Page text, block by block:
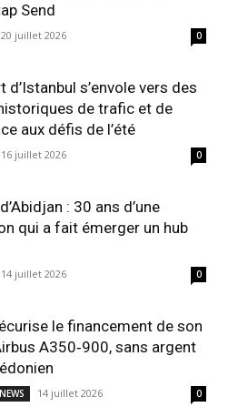
Send
20 juillet 2026 0
d’Istanbul s’envole vers des
de trafic et de
aux défis de l’été
16 juillet 2026 0
: 30 ans d’une
qui a fait émerger un hub
14 juillet 2026 0
le financement de son
A350‑900, sans argent
14 juillet 2026 0